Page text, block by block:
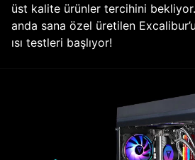
üst kalite ürünler tercihini
anda sana özel üretilen
ısı testleri başlıyor!